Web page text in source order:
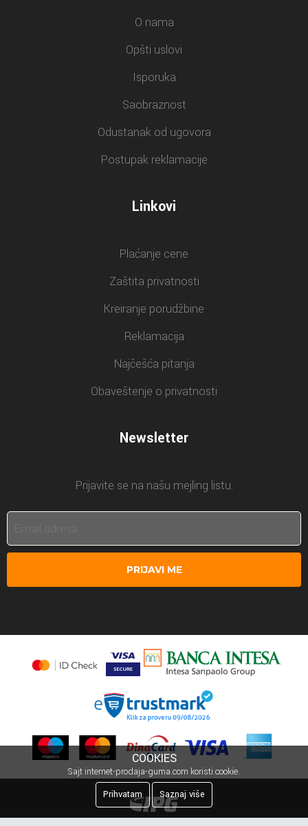
O nama
Opšti uslovi
Isporuka
Saobraznost
Odustanak od ugovora
Postupak reklamacije
Linkovi
Plaćanje cene
Zaštita privatnosti
Kreiranje porudžbine
Reklamacija
Najčešća pitanja
Obaveštenje o privatnosti
Newsletter
Prijavite se na našu mejling listu.
PRIJAVI ME
COOKIES
Sajt internet-prodaja-guma.com koristi cookie.
Prihvatam
Saznaj više